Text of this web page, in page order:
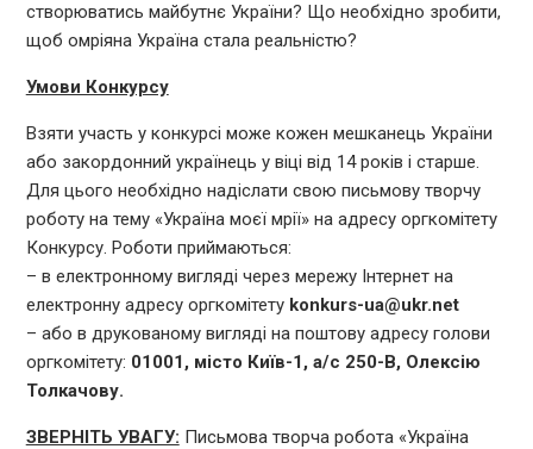
створюватись майбутнє України? Що необхідно зробити,
щоб омріяна Україна стала реальністю?
Умови Конкурсу
Взяти участь у конкурсі може кожен мешканець України
або закордонний українець у віці від 14 років і старше.
Для цього необхідно надіслати свою письмову творчу
роботу на тему «Україна моєї мрії» на адресу оргкомітету
Конкурсу. Роботи приймаються:
– в електронному вигляді через мережу Інтернет на
електронну адресу оргкомітету konkurs-ua@ukr.net
– або в друкованому вигляді на поштову адресу голови
оргкомітету: 01001, місто Київ-1, а/с 250-В, Олексію
Толкачову.
ЗВЕРНІТЬ УВАГУ: Письмова творча робота «Україна